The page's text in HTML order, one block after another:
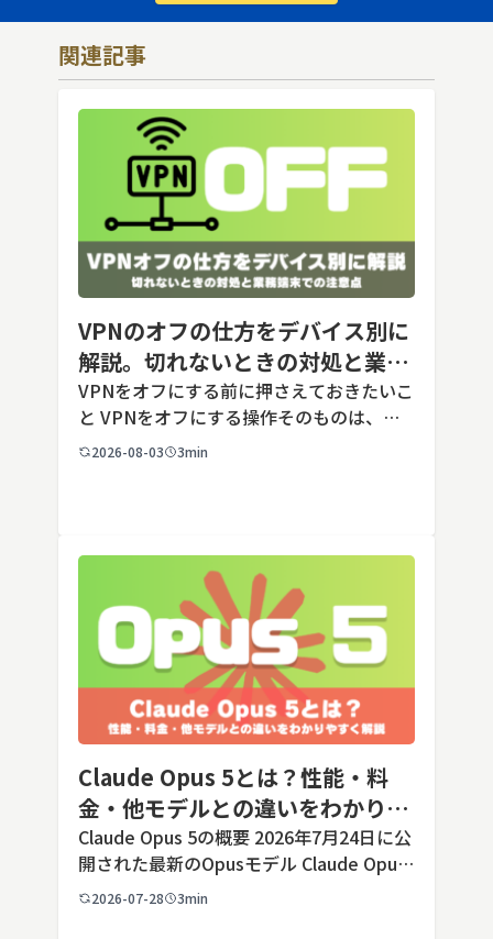
関連記事
VPNのオフの仕方をデバイス別に
解説。切れないときの対処と業務
端末での注意点
VPNをオフにする前に押さえておきたいこ
と VPNをオフにする操作そのものは、ど
の端末でも数タップから数クリックで完了
2026-08-03 3min
Claude Opus 5とは？性能・料
金・他モデルとの違いをわかりや
すく解説
Claude Opus 5の概要 2026年7月24日に公
開された最新のOpusモデル Claude Opus
5は、米国のAI企業Anthropic（アンソロピ
2026-07-28 3min